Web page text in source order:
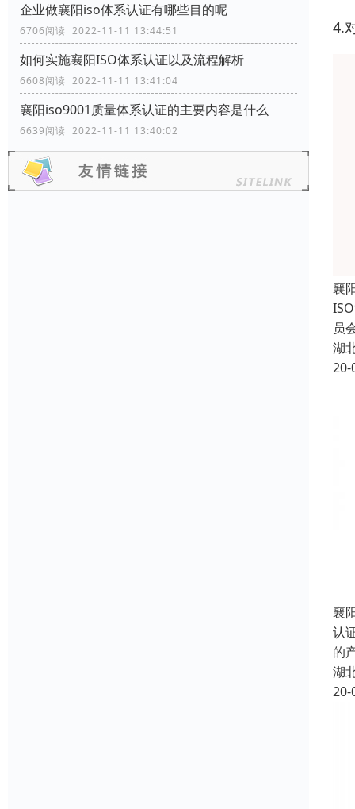
企业做襄阳iso体系认证有哪些目的呢
6706阅读 2022-11-11 13:44:51
如何实施襄阳ISO体系认证以及流程解析
6608阅读 2022-11-11 13:41:04
襄阳iso9001质量体系认证的主要内容是什么
6639阅读 2022-11-11 13:40:02
4.
襄
员
湖
20-
襄
认
的
湖
20-